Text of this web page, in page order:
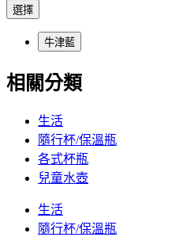
選擇
牛津藍
相關分類
生活
隨行杯/保溫瓶
各式杯瓶
兒童水壺
生活
隨行杯/保溫瓶